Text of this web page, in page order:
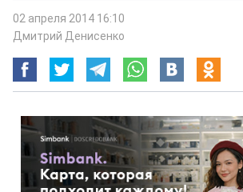
02 апреля 2014 16:10
Дмитрий Денисенко